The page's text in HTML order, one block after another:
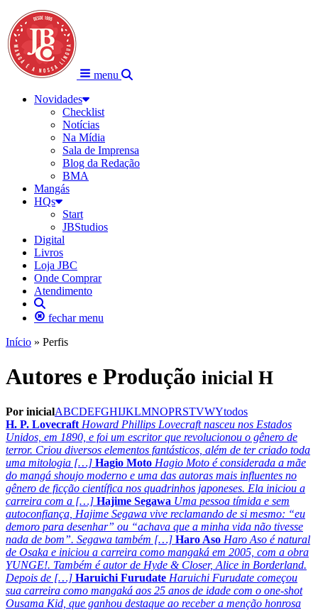
menu
Novidades
Checklist
Notícias
Na Mídia
Sala de Imprensa
Blog da Redação
BMA
Mangás
HQs
Start
JBStudios
Digital
Livros
Loja JBC
Onde Comprar
Atendimento
fechar menu
Início » Perfis
Autores e Produção inicial H
Por inicialABCDEFGHIJKLMNOPRSTVWYtodos
H. P. Lovecraft Howard Phillips Lovecraft nasceu nos Estados
Unidos, em 1890, e foi um escritor que revolucionou o gênero de
terror. Criou diversos elementos fantásticos, além de ter criado toda
uma mitologia […] Hagio Moto Hagio Moto é considerada a mãe
do mangá shoujo moderno e uma das autoras mais influentes no
gênero de ficção científica nos quadrinhos japoneses. Ela iniciou a
carreira com a […] Hajime Segawa Uma pessoa tímida e sem
autoconfiança, Hajime Segawa vive reclamando de si mesmo: “eu
demoro para desenhar” ou “achava que a minha vida não tivesse
nada de bom”. Segawa também […] Haro Aso Haro Aso é natural
de Osaka e iniciou a carreira como mangaká em 2005, com a obra
YUNGE!. Também é autor de Hyde & Closer, Alice in Borderland.
Depois de […] Haruichi Furudate Haruichi Furudate começou
sua carreira como mangaká aos 25 anos de idade com o one-shot
Ousama Kid, que ganhou destaque ao receber a menção honrosa